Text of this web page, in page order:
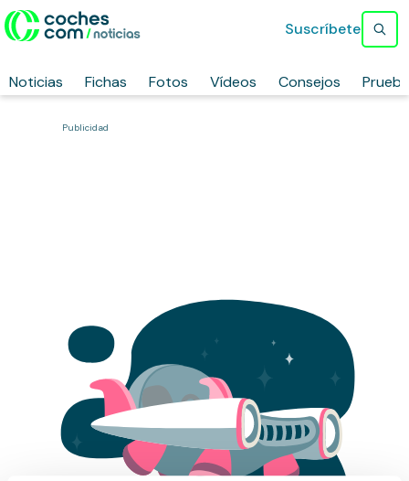
Noticias Fichas Fotos Vídeos Consejos
Suscríbete
Publicidad